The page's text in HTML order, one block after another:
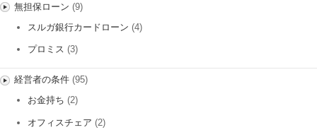
無担保ローン (9)
スルガ銀行カードローン (4)
プロミス (3)
経営者の条件(95)
お金持ち (2)
オフィスチェア (2)